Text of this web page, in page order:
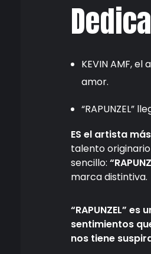
KEVIN AMF,
amor.
“RAPUNZEL”
ES el artista
talento
sencillo:
marca distintiva.
“RAPUNZEL”
sentimientos
nos tiene